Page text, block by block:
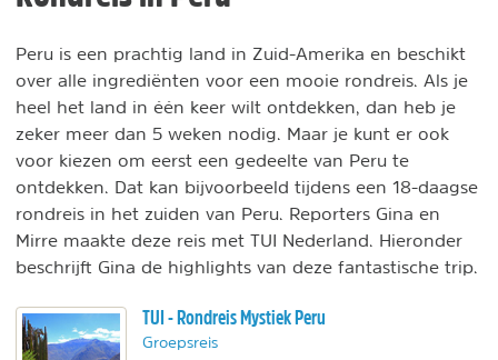
Peru is een prachtig land in Zuid-Amerika en beschikt
over alle ingrediënten voor een mooie rondreis. Als je
heel het land in één keer wilt ontdekken, dan heb je
zeker meer dan 5 weken nodig. Maar je kunt er ook
voor kiezen om eerst een gedeelte van Peru te
ontdekken. Dat kan bijvoorbeeld tijdens een 18-daagse
rondreis in het zuiden van Peru. Reporters Gina en
Mirre maakte deze reis met TUI Nederland. Hieronder
beschrijft Gina de highlights van deze fantastische trip.
TUI - Rondreis Mystiek Peru
Groepsreis